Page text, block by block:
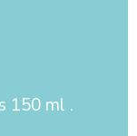
150 ml .